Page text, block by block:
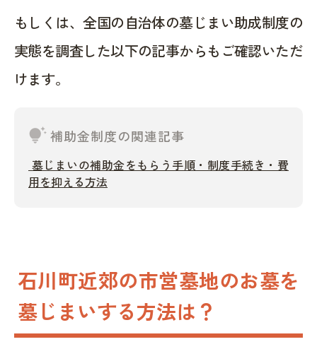
もしくは、全国の自治体の墓じまい助成制度の
実態を調査した以下の記事からもご確認いただ
けます。
tips_and_updates補助金制度の関連記事
墓じまいの補助金をもらう手順・制度手続き・費
用を抑える方法
石川町近郊の市営墓地のお墓を
墓じまいする方法は？